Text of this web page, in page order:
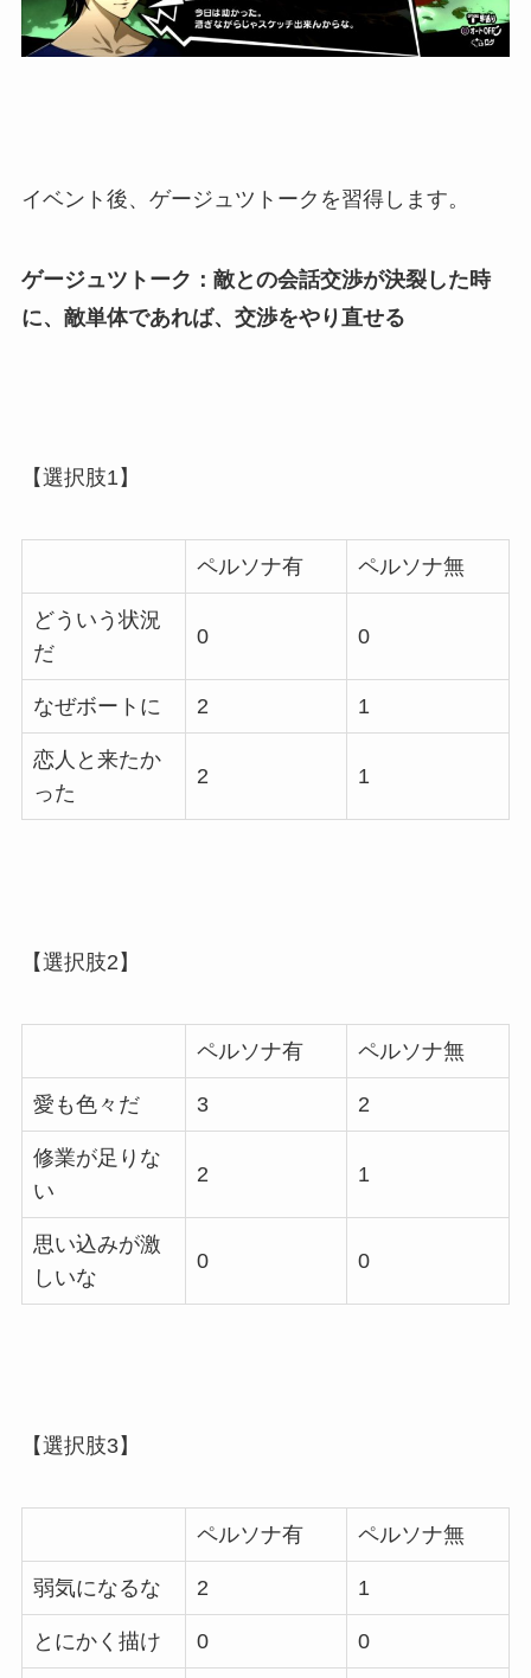
イベント後、ゲージュツトークを習得します。
ゲージュツトーク：敵との会話交渉が決裂した時
に、敵単体であれば、交渉をやり直せる
【選択肢1】
ペルソナ有 ペルソナ無
どういう状況
だ
0 0
なぜボートに 2 1
恋人と来たか
った
2 1
【選択肢2】
ペルソナ有 ペルソナ無
愛も色々だ 3 2
修業が足りな
い
2 1
思い込みが激
しいな
0 0
【選択肢3】
ペルソナ有 ペルソナ無
弱気になるな 2 1
とにかく描け 0 0